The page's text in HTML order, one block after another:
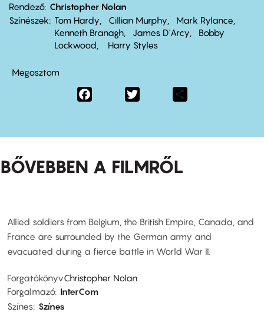
Rendező Christopher Nolan
Színészek
Tom Hardy Cillian Murphy
Mark Rylance
Kenneth Branagh
James D'Arcy
Bobby
Lockwood
Harry Styles
Megosztom
Facebook
BŐVEBBEN A FILMRŐL
Allied soldiers from Belgium, the British Empire, Canada, and
France are surrounded by the German army and
evacuated during a fierce battle in World War II.
ForgatókönyvChristopher Nolan
Forgalmazó InterCom
Színes Színes